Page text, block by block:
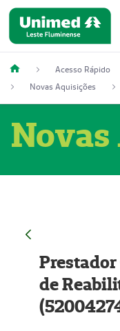
Acesso Rápido
Novas Aquisições
Prestador
de